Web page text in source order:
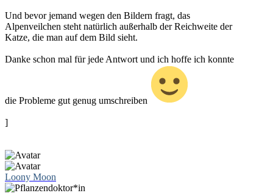
Und bevor jemand wegen den Bildern fragt, das
Alpenveilchen steht natürlich außerhalb der Reichweite der
Katze, die man auf dem Bild sieht.
Danke schon mal für jede Antwort und ich hoffe ich konnte
die Probleme gut genug umschreiben
]
Loony Moon